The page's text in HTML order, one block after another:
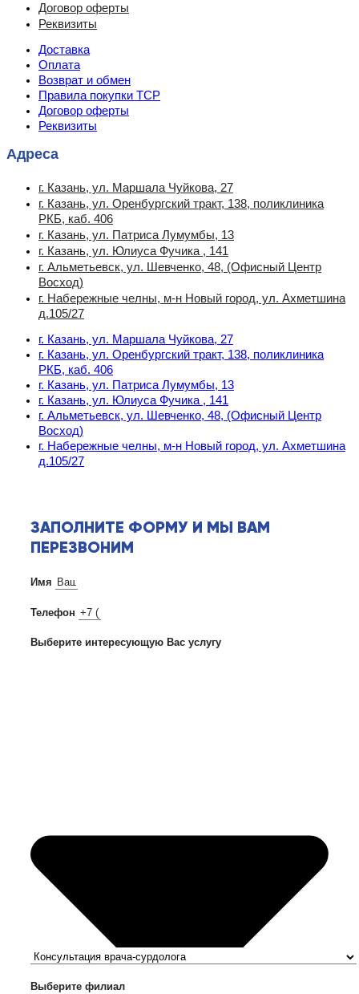
Договор оферты
Реквизиты
Доставка
Оплата
Возврат и обмен
Правила покупки ТСР
Договор оферты
Реквизиты
Адреса
г. Казань, ул. Маршала Чуйкова, 27
г. Казань, ул. Оренбургский тракт, 138, поликлиника
РКБ, каб. 406
г. Казань, ул. Патриса Лумумбы, 13
г. Казань, ул. Юлиуса Фучика , 141
г. Альметьевск, ул. Шевченко, 48, (Офисный Центр
Восход)
г. Набережные челны, м-н Новый город, ул. Ахметшина
д.105/27
г. Казань, ул. Маршала Чуйкова, 27
г. Казань, ул. Оренбургский тракт, 138, поликлиника
РКБ, каб. 406
г. Казань, ул. Патриса Лумумбы, 13
г. Казань, ул. Юлиуса Фучика , 141
г. Альметьевск, ул. Шевченко, 48, (Офисный Центр
Восход)
г. Набережные челны, м-н Новый город, ул. Ахметшина
д.105/27
ЗАПОЛНИТЕ ФОРМУ И МЫ ВАМ
ПЕРЕЗВОНИМ
Имя
Телефон
Выберите интересующую Вас услугу
Выберите филиал